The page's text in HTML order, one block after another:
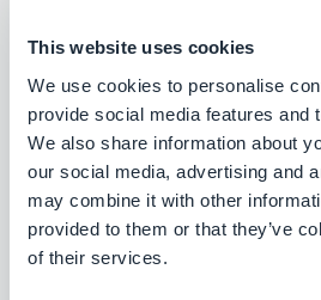
This website uses cookies
We use cookies to personalise
provide social media features and
We also share information about
our social media, advertising and
may combine it with other
provided to them or that they’ve
of their services.
sem conexão
Grátis
Assistente de IA
Simplifique a criação